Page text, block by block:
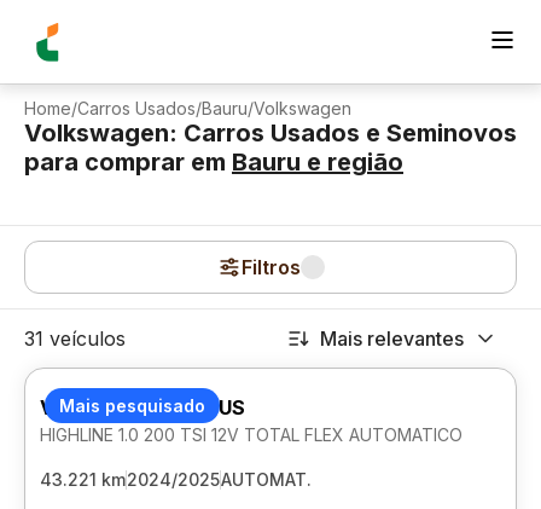
Home/Carros Usados/Bauru/Volkswagen
Volkswagen: Carros Usados e Seminovos
para comprar em Bauru e região
Filtros
31 veículos Mais relevantes
Mais pesquisado
VOLKSWAGEN NIVUS
HIGHLINE 1.0 200 TSI 12V TOTAL FLEX AUTOMATICO
43.221 km2024/2025AUTOMAT.